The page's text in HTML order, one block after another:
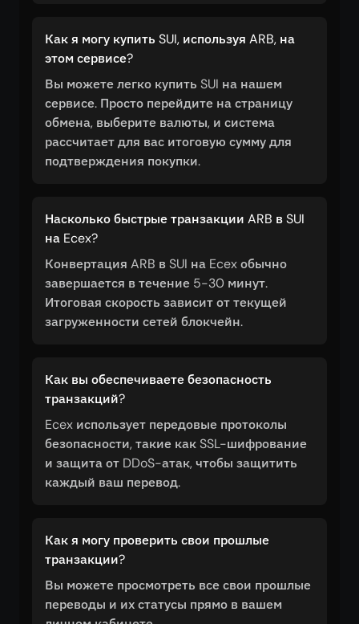
Как я могу купить SUI, используя ARB, на
этом сервисе?
Вы можете легко купить SUI на нашем
сервисе. Просто перейдите на страницу
обмена, выберите валюты, и система
рассчитает для вас итоговую сумму для
подтверждения покупки.
Насколько быстрые транзакции ARB в SUI
на Ecex?
Конвертация ARB в SUI на Ecex обычно
завершается в течение 5-30 минут.
Итоговая скорость зависит от текущей
загруженности сетей блокчейн.
Как вы обеспечиваете безопасность
транзакций?
Ecex использует передовые протоколы
безопасности, такие как SSL-шифрование
и защита от DDoS-атак, чтобы защитить
каждый ваш перевод.
Как я могу проверить свои прошлые
транзакции?
Вы можете просмотреть все свои прошлые
переводы и их статусы прямо в вашем